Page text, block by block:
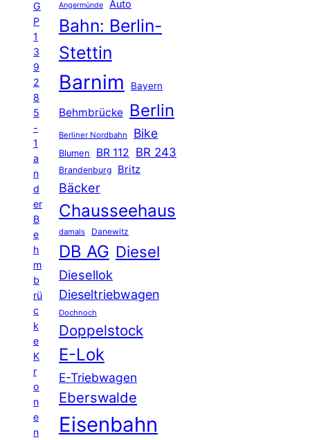
G
P
1
3
9
2
8
5
-
1
a
n
d
er
B
e
h
m
b
rü
c
k
e
K
r
o
n
e
n
Angermünde Auto
Bahn: Berlin-
Stettin
Barnim Bayern
Behmbrücke Berlin
Berliner Nordbahn Bike
Blumen BR 112 BR 243
Brandenburg Britz
Bäcker
Chausseehaus
damals Danewitz
DB AG Diesel
Diesellok
Dieseltriebwagen
Dochnoch
Doppelstock
E-Lok
E-Triebwagen
Eberswalde
Eisenbahn